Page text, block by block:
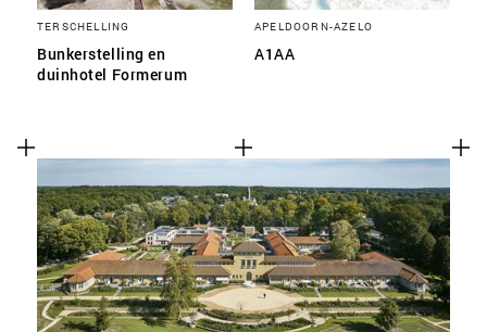
TERSCHELLING
Bunkerstelling en
duinhotel Formerum
APELDOORN-AZELO
A1AA